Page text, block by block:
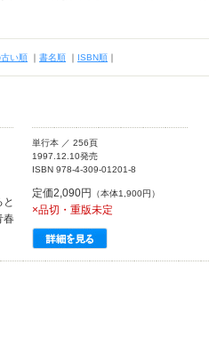
い順 ｜ 書名順 ｜ ISBN順 ｜
春
単行本 ／ 256頁
1997.12.10発売
ISBN 978-4-309-01201-8
定価2,090円 （本体1,900円）
×品切・重版未定